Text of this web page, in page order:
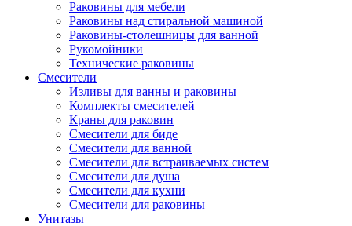
Раковины для мебели
Раковины над стиральной машиной
Раковины-столешницы для ванной
Рукомойники
Технические раковины
Смесители
Изливы для ванны и раковины
Комплекты смесителей
Краны для раковин
Смесители для биде
Смесители для ванной
Смесители для встраиваемых систем
Смесители для душа
Смесители для кухни
Смесители для раковины
Унитазы